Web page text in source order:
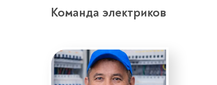
Команда электриков